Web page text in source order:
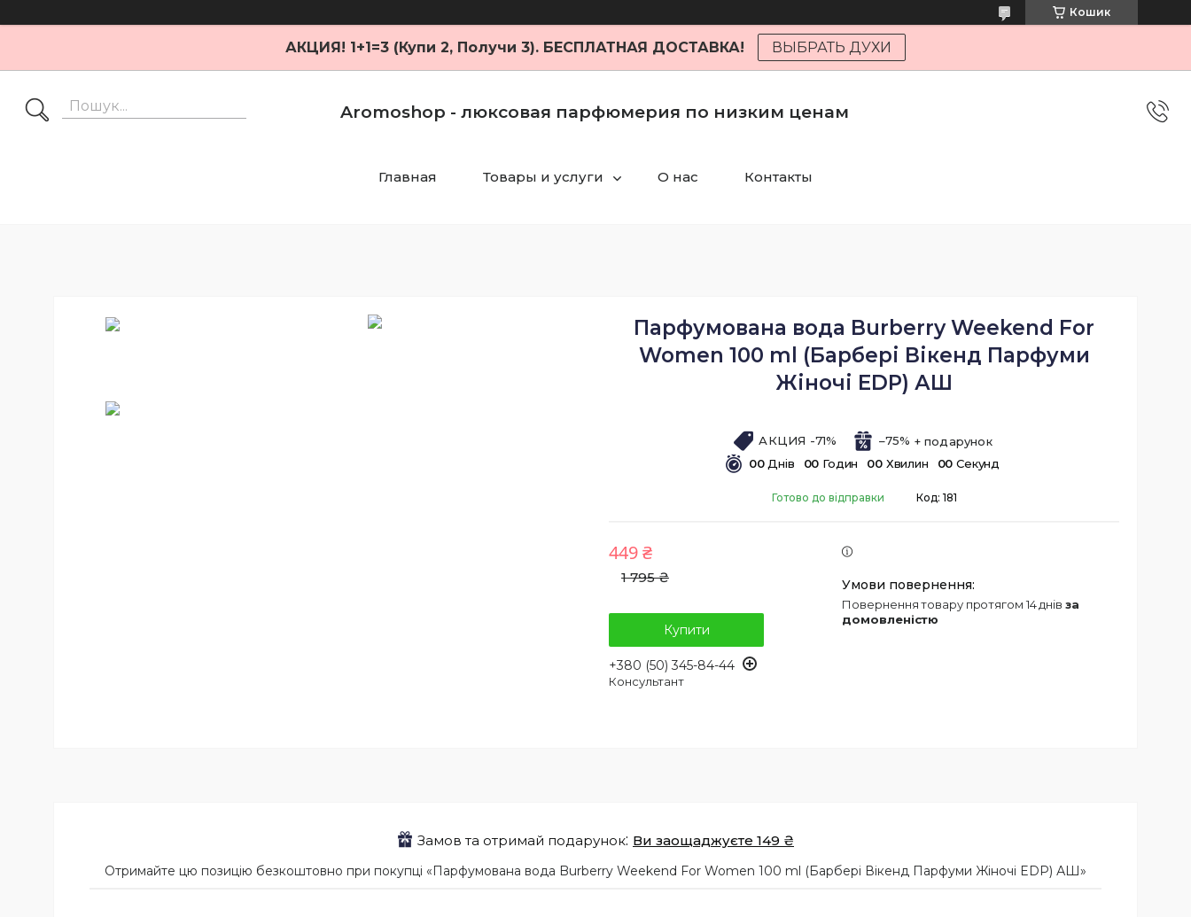
Кошик
АКЦИЯ! 1+1=3 (Купи 2, Получи 3). БЕСПЛАТНАЯ ДОСТАВКА! ВЫБРАТЬ ДУХИ
Aromoshop - люксовая парфюмерия по низким ценам
Главная Товары и услуги О нас Контакты
Парфумована вода Burberry Weekend For
Women 100 ml (Барбері Вікенд Парфуми
Жіночі EDP) АШ
АКЦИЯ -71%
–75%
00 Днів 00 Годин 00 Хвилин 00 Секунд
Готово до відправки Код: 181
1 795 ₴
449 ₴
Купити
+380 (50) 345-84-44
Консультант
повернення товару протягом 14 днів за
домовленістю
Замов та отримай подарунок Ви заощаджуєте 149 ₴
Отримайте цю позицію безкоштовно при покупці «Парфумована вода Burberry Weekend For Women 100 ml (Барбері Вікенд Парфуми Жіночі EDP) АШ»